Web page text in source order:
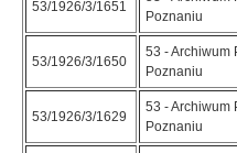
53/1926/3/1651
Poznaniu
53/1926/3/1650
53 - Archiwum
Poznaniu
53/1926/3/1629
53 - Archiwum
Poznaniu